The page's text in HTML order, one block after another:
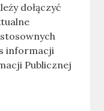
dołączyć
informacji
Publicznej